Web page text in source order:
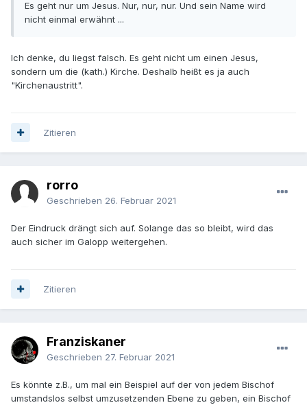
Es geht nur um Jesus. Nur, nur, nur. Und sein Name wird
nicht einmal erwähnt ...
Ich denke, du liegst falsch. Es geht nicht um einen Jesus,
sondern um die (kath.) Kirche. Deshalb heißt es ja auch
"Kirchenaustritt".
Zitieren
rorro
Geschrieben 26. Februar 2021
Der Eindruck drängt sich auf. Solange das so bleibt, wird das
auch sicher im Galopp weitergehen.
Zitieren
Franziskaner
Geschrieben 27. Februar 2021
Es könnte z.B., um mal ein Beispiel auf der von jedem Bischof
umstandslos selbst umzusetzenden Ebene zu geben, ein Bischof